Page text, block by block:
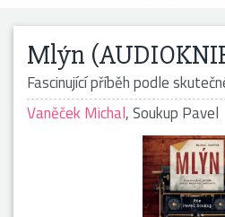
Mlýn
Fascinující příběh podle
Vaněček Michal,Soukup Pavel